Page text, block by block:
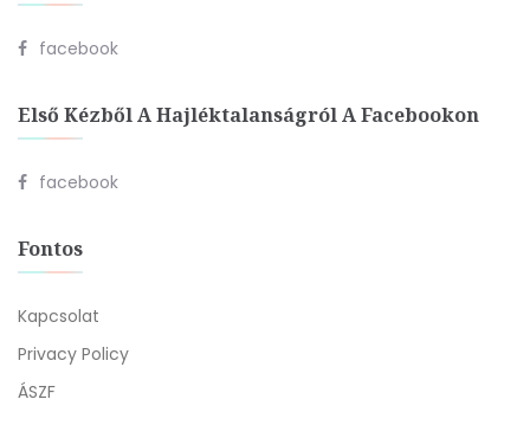
facebook
Első Kézből A Hajléktalanságról A Facebookon
facebook
Fontos
Kapcsolat
Privacy Policy
ÁSZF